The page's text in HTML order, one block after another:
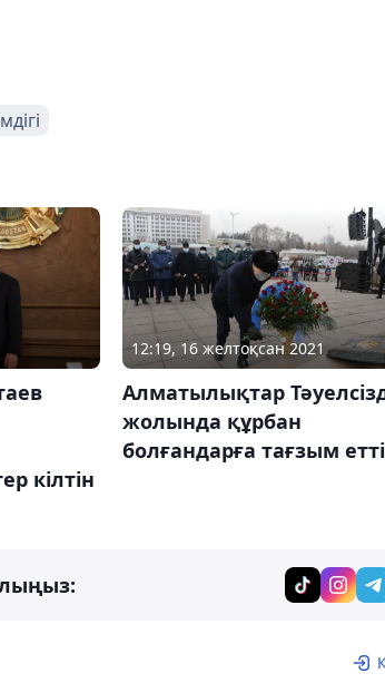
кілтін
12:19, 16 желтоқсан 2021
Алматылықтар
жолында құрбан
болғандарға тағзым етті